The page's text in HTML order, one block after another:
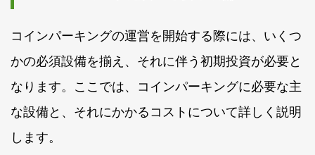
コインパーキングの運営を開始する際には、いくつ
かの必須設備を揃え、それに伴う初期投資が必要と
なります。ここでは、コインパーキングに必要な主
な設備と、それにかかるコストについて詳しく説明
します。